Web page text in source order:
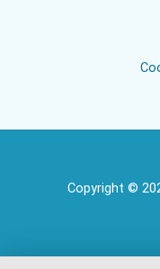
Copyright ©